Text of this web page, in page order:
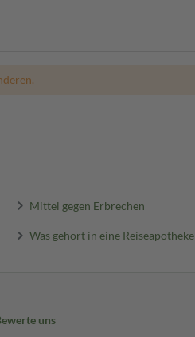
Mittel gegen Erbrechen
Was gehört in eine Reiseapotheke
uns